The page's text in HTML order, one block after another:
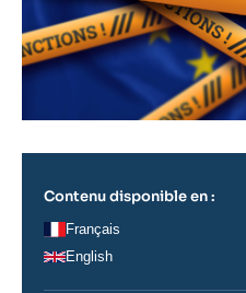
Contenu disponible en :
Français
English